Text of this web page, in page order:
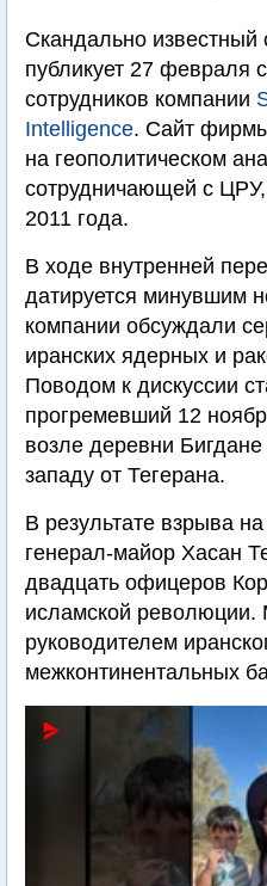
Скандально известный
публикует 27 февраля
сотрудников компании
Intelligence. Сайт
на геополитическом
сотрудничающей с
2011 года.
В ходе внутренней
датируется минувшим
компании обсуждали
иранских ядерных и
Поводом к дискуссии
прогремевший 12
возле деревни
западу от Тегерана.
В результате взрыва
генерал-майор Хасан
двадцать офицеров
исламской
руководителем
межконтинентальных